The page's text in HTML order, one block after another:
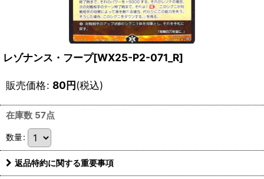
レゾナンス・フープ[WX25-P2-071_R]
販売価格: 80円(税込)
在庫数 57点
数量:
返品特約に関する重要事項